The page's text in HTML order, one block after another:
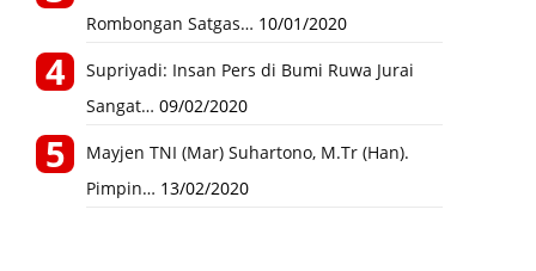
Rombongan Satgas… 10/01/2020
Supriyadi: Insan Pers di Bumi Ruwa Jurai
Sangat… 09/02/2020
Mayjen TNI (Mar) Suhartono, M.Tr (Han).
Pimpin… 13/02/2020